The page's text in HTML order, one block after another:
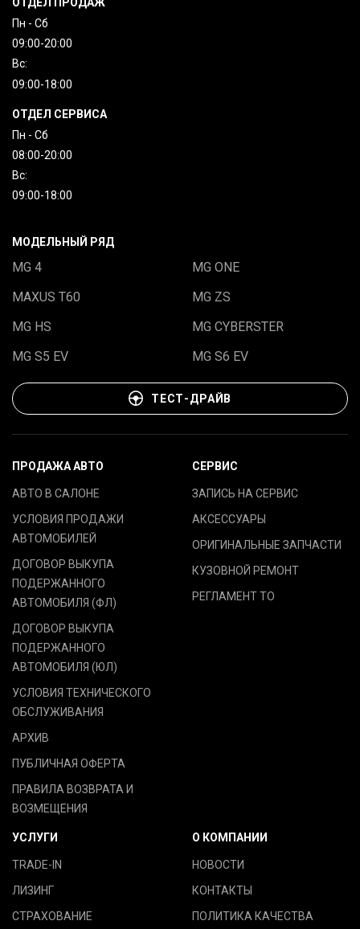
ОТДЕЛ ПРОДАЖ
Пн - Сб
09:00-20:00
Вc:
09:00-18:00
ОТДЕЛ СЕРВИСА
Пн - Сб
08:00-20:00
Вc:
09:00-18:00
МОДЕЛЬНЫЙ РЯД
MG 4
MG ONE
MAXUS T60
MG ZS
MG HS
MG CYBERSTER
MG S5 EV
MG S6 EV
ТЕСТ-ДРАЙВ
ПРОДАЖА АВТО
АВТО В САЛОНЕ
УСЛОВИЯ ПРОДАЖИ
АВТОМОБИЛЕЙ
ДОГОВОР ВЫКУПА
ПОДЕРЖАННОГО
АВТОМОБИЛЯ (ФЛ)
ДОГОВОР ВЫКУПА
ПОДЕРЖАННОГО
АВТОМОБИЛЯ (ЮЛ)
УСЛОВИЯ ТЕХНИЧЕСКОГО
ОБСЛУЖИВАНИЯ
АРХИВ
ПУБЛИЧНАЯ ОФЕРТА
ПРАВИЛА ВОЗВРАТА И
ВОЗМЕЩЕНИЯ
СЕРВИС
ЗАПИСЬ НА СЕРВИС
АКСЕССУАРЫ
ОРИГИНАЛЬНЫЕ ЗАПЧАСТИ
КУЗОВНОЙ РЕМОНТ
РЕГЛАМЕНТ ТО
УСЛУГИ
TRADE-IN
ЛИЗИНГ
СТРАХОВАНИЕ
О КОМПАНИИ
НОВОСТИ
КОНТАКТЫ
ПОЛИТИКА КАЧЕСТВА